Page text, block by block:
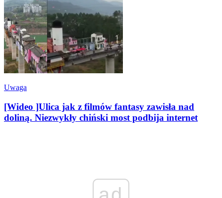
Uwaga
[Wideo ]Ulica jak z filmów fantasy zawisła nad
doliną. Niezwykły chiński most podbija internet